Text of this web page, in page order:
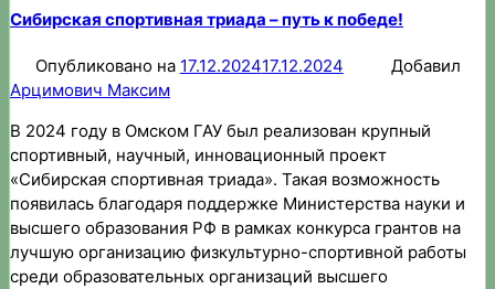
Сибирская спортивная триада – путь к победе!
Опубликовано на 17.12.202417.12.2024
Добавил
Арцимович Максим
В 2024 году в Омском ГАУ был реализован крупный
спортивный, научный, инновационный проект
«Сибирская спортивная триада». Такая возможность
появилась благодаря поддержке Министерства науки и
высшего образования РФ в рамках конкурса грантов на
лучшую организацию физкультурно-спортивной работы
среди образовательных организаций высшего